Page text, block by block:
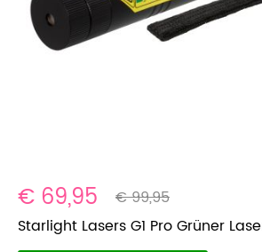
€ 69,95
€ 99,95
Starlight Lasers G1 Pro Grüner